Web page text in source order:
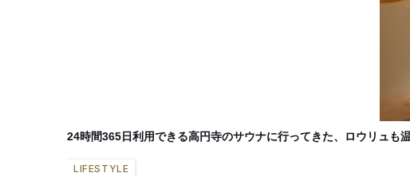
24時間365日利用できる高円寺のサウナに行ってきた、ロウリュも
LIFESTYLE